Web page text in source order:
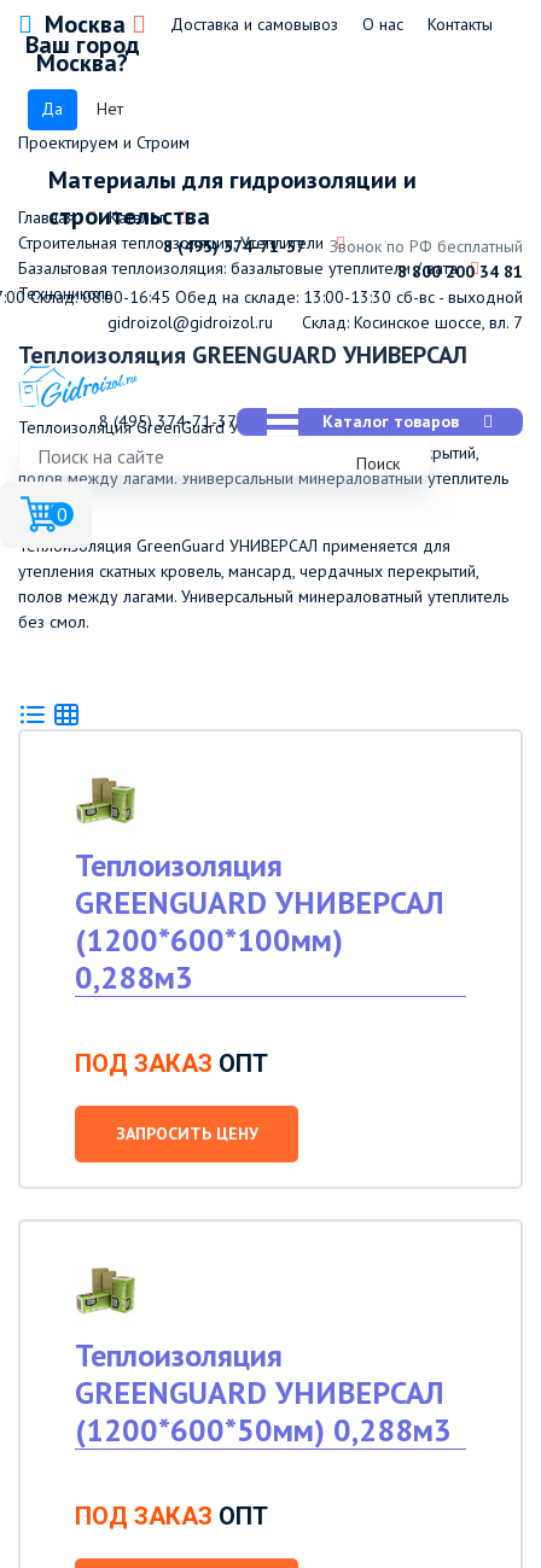
Москва
Ваш город
Москва?
Да Нет
Доставка и самовывоз О нас Контакты
Проектируем и Строим
Материалы для гидроизоляции и
строительства
8 (495) 374-71-37
Звонок по РФ бесплатный
8 800 200 34 81
Склад: 08:00-16:45 Обед на складе: 13:00-13:30 сб-вс - выходной
gidroizol@gidroizol.ru
Склад: Косинское шоссе, вл. 7
8 (495) 374-71-37
Каталог товаров
Поиск
0
Главная
Каталог
Строительная теплоизоляция, Утеплители
Базальтовая теплоизоляция: базальтовые утеплители / вата
Технониколь
Теплоизоляция GREENGUARD УНИВЕРСАЛ
Теплоизоляция GreenGuard УНИВЕРСАЛ применяется для
утепления скатных кровель, мансард, чердачных перекрытий,
полов между лагами. Универсальный минераловатный утеплитель
без смол.
Теплоизоляция GreenGuard УНИВЕРСАЛ применяется для
утепления скатных кровель, мансард, чердачных перекрытий,
полов между лагами. Универсальный минераловатный утеплитель
без смол.
Теплоизоляция
GREENGUARD УНИВЕРСАЛ
(1200*600*100мм)
0,288м3
ПОД ЗАКАЗ ОПТ
ЗАПРОСИТЬ ЦЕНУ
Теплоизоляция
GREENGUARD УНИВЕРСАЛ
(1200*600*50мм) 0,288м3
ПОД ЗАКАЗ ОПТ